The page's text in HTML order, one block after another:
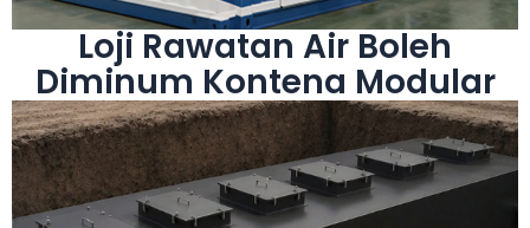
Sistem bekalan air mudah alih ialah penyelesaian
Loji Rawatan Air Boleh
Diminum Kontena Modular
Lihat Lagi